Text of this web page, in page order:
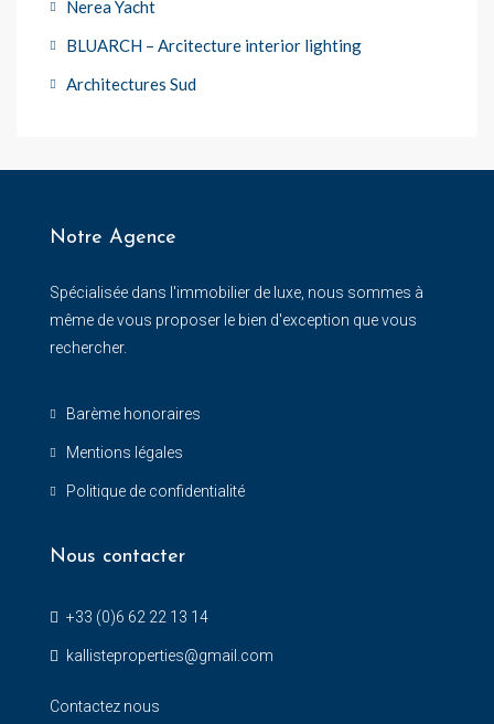
Nerea Yacht
BLUARCH – Arcitecture interior lighting
Architectures Sud
Notre Agence
Spécialisée dans l'immobilier de luxe, nous sommes à
même de vous proposer le bien d'exception que vous
rechercher.
Barème honoraires
Mentions légales
Politique de confidentialité
Nous contacter
+33 (0)6 62 22 13 14
kallisteproperties@gmail.com
Contactez nous